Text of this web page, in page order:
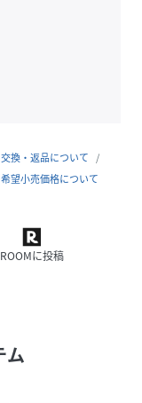
おすすめ
どにかけると、か
な状態で保管して
ございますので、
交換・返品について
望小売価格について
ROOMに投稿
ム